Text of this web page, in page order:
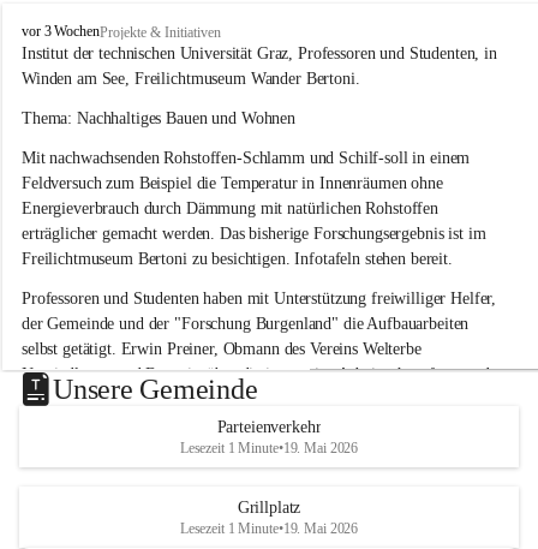
W
i
n
e
a
m
S
e
e
vor 3 WochenProjekte & Initiativen
Institut der technischen Universität Graz, Professoren und Studenten, in
Winden am See, Freilichtmuseum Wander Bertoni.
Thema: Nachhaltiges Bauen und Wohnen
Mit nachwachsenden Rohstoffen-Schlamm und Schilf-soll in einem
Feldversuch zum Beispiel die Temperatur in Innenräumen ohne
Energieverbrauch durch Dämmung mit natürlichen Rohstoffen
erträglicher gemacht werden. Das bisherige Forschungsergebnis ist im
Freilichtmuseum Bertoni zu besichtigen. Infotafeln stehen bereit.
Professoren und Studenten haben mit Unterstützung freiwilliger Helfer,
der Gemeinde und der "Forschung Burgenland" die Aufbauarbeiten
selbst getätigt. Erwin Preiner, Obmann des Vereins Welterbe
Neusiedlersee und Bgm. ist über die innovative Arbeit sehr erfreut und
hofft auf baldige praktische Anwendung der Forschungsergebnisse.
Gerade in Zeiten des Klimawandels ist jede technologische Innovation
wichtig!
Unsere Gemeinde
Parteienverkehr
Lesezeit 1 Minute•19. Mai 2026
Grillplatz
Lesezeit 1 Minute•19. Mai 2026